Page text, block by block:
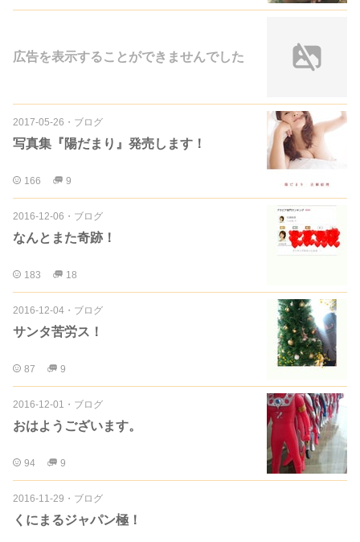
広告を表示することができませんでした
2017-05-26 ・ ブログ
写真集『陽だまり』発売します！
166 9
2016-12-06 ・ ブログ
なんとまた奇跡！
183 18
2016-12-04 ・ ブログ
サンタ苦労ス！
87 9
2016-12-01 ・ ブログ
おはようございます。
94 9
2016-11-29 ・ ブログ
くにまるジャパン極！